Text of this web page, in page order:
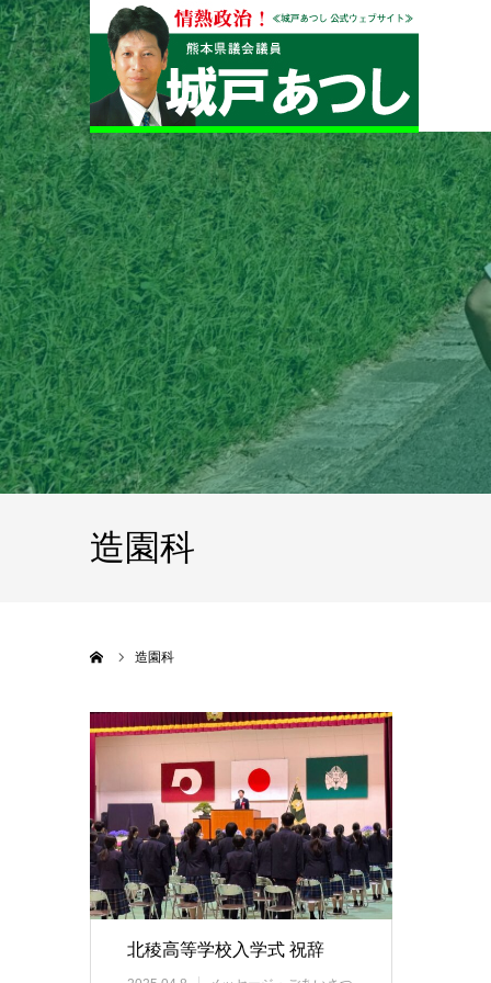
造園科
造園科
北稜高等学校入学式 祝辞